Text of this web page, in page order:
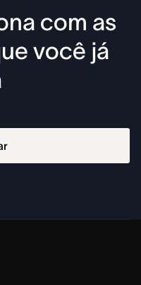
com as
você já